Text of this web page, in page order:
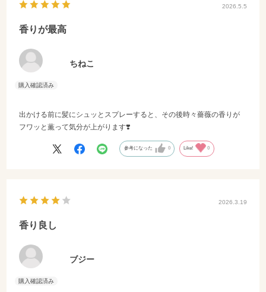
2026.5.5
香りが最高
ちねこ
出かける前に髪にシュッとスプレーすると、その後時々薔薇の香りが
フワッと薫って気分が上がります❣️
参考になった 0 Like! 0
2026.3.19
香り良し
ブジー